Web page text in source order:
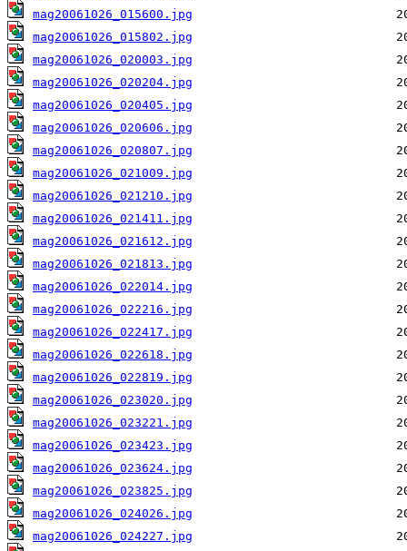
mag20061026_015600.jpg
mag20061026_015802.jpg
mag20061026_020003.jpg
mag20061026_020204.jpg
mag20061026_020405.jpg
mag20061026_020606.jpg
mag20061026_020807.jpg
mag20061026_021009.jpg
mag20061026_021210.jpg
mag20061026_021411.jpg
mag20061026_021612.jpg
mag20061026_021813.jpg
mag20061026_022014.jpg
mag20061026_022216.jpg
mag20061026_022417.jpg
mag20061026_022618.jpg
mag20061026_022819.jpg
mag20061026_023020.jpg
mag20061026_023221.jpg
mag20061026_023423.jpg
mag20061026_023624.jpg
mag20061026_023825.jpg
mag20061026_024026.jpg
mag20061026_024227.jpg